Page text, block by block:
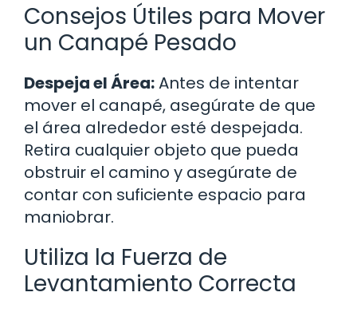
Consejos Útiles para Mover
un Canapé Pesado
Despeja el Área:Antes de intentar
mover el canapé, asegúrate de que
el área alrededor esté despejada.
Retira cualquier objeto que pueda
obstruir el camino y asegúrate de
contar con suficiente espacio para
maniobrar.
Utiliza la Fuerza de
Levantamiento Correcta